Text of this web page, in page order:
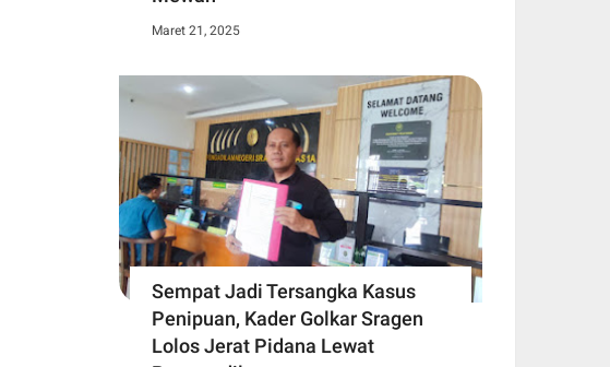
Maret 21, 2025
Sempat Jadi Tersangka Kasus
Penipuan, Kader Golkar Sragen
Lolos Jerat Pidana Lewat